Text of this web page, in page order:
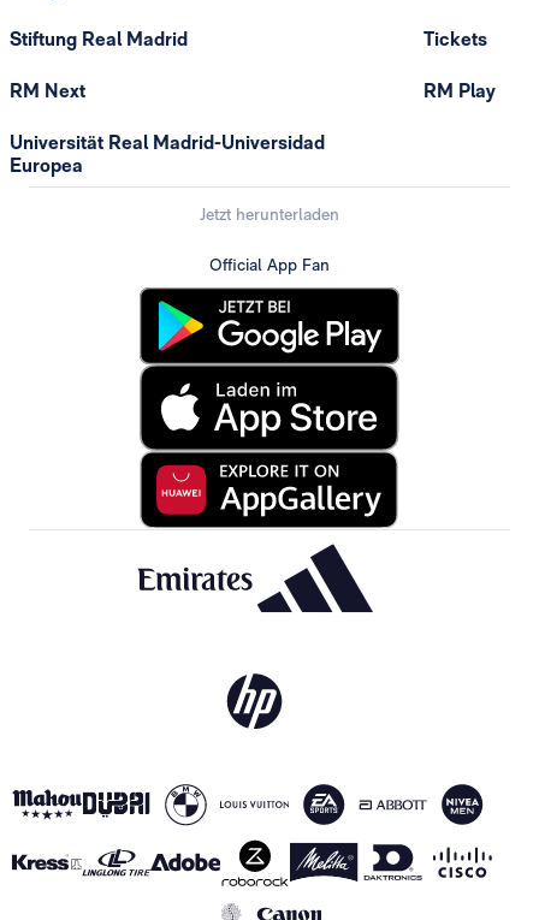
Stiftung Real Madrid
RM Next
Universität Real Madrid-Universidad
Europea
Tickets
RM Play
Jetzt herunterladen
Official App Fan